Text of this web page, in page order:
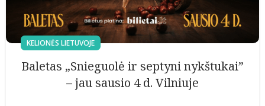
KELIONĖS LIETUVOJE
Baletas „Snieguolė ir septyni nykštukai”
– jau sausio 4 d. Vilniuje